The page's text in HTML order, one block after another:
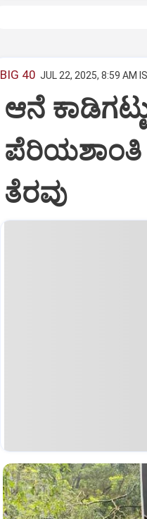
BIG 40 JUL 22, 2025, 8:59 AM
ಆನೆ
ತೆರವು